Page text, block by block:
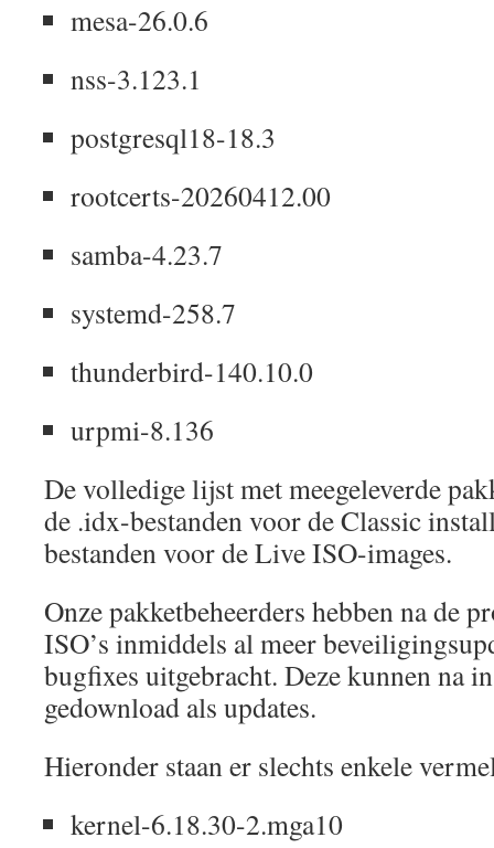
mesa-26.0.6
nss-3.123.1
postgresql18-18.3
rootcerts-20260412.00
samba-4.23.7
systemd-258.7
thunderbird-140.10.0
urpmi-8.136
De volledige lijst met meegeleverde
de .idx-bestanden voor de Classic
bestanden voor de Live ISO-images.
Onze pakketbeheerders hebben na de
ISO’s inmiddels al meer
bugfixes uitgebracht. Deze kunnen na
gedownload als updates.
Hieronder staan ​​er slechts enkele
kernel-6.18.30-2.mga10